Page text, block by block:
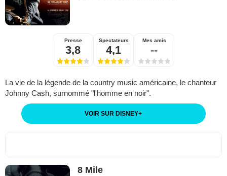
Presse
3,8
Spectateurs
4,1
Mes amis
--
La vie de la légende de la country music américaine, le chanteur
Johnny Cash, surnommé "l'homme en noir".
VOIR SUR DISNEY+
8 Mile